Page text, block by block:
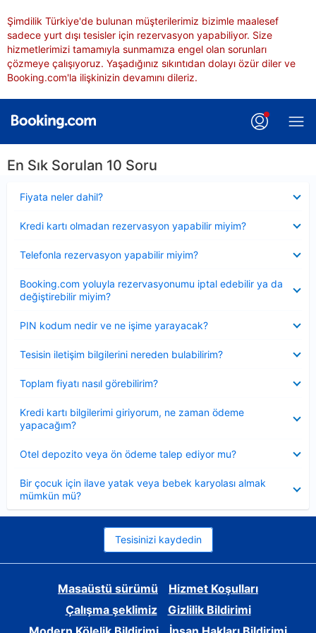
Şimdilik Türkiye'de bulunan müşterilerimiz bizimle maalesef
sadece yurt dışı tesisler için rezervasyon yapabiliyor. Size
hizmetlerimizi tamamıyla sunmamıza engel olan sorunları
çözmeye çalışıyoruz. Yaşadığınız sıkıntıdan dolayı özür diler ve
Booking.com'la ilişkinizin devamını dileriz.
En Sık Sorulan 10 Soru
Fiyata neler dahil?
Kredi kartı olmadan rezervasyon yapabilir miyim?
Telefonla rezervasyon yapabilir miyim?
Booking.com yoluyla rezervasyonumu iptal edebilir ya da
değiştirebilir miyim?
PIN kodum nedir ve ne işime yarayacak?
Tesisin iletişim bilgilerini nereden bulabilirim?
Toplam fiyatı nasıl görebilirim?
Kredi kartı bilgilerimi giriyorum, ne zaman ödeme
yapacağım?
Otel depozito veya ön ödeme talep ediyor mu?
Bir çocuk için ilave yatak veya bebek karyolası almak
mümkün mü?
Tesisinizi kaydedin
Masaüstü sürümü
Hizmet Koşulları
Çalışma şeklimiz
Gizlilik Bildirimi